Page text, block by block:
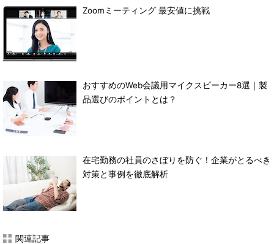
Zoomミーティング 最安値に挑戦
おすすめのWeb会議用マイクスピーカー8選｜製
品選びのポイントとは？
在宅勤務の社員のさぼりを防ぐ！企業がとるべき
対策と事例を徹底解析
関連記事